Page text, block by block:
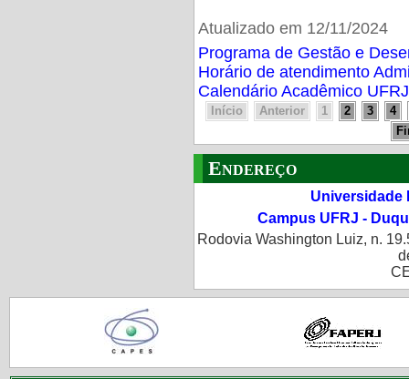
Atualizado em 12/11/2024
Programa de Gestão e
Horário de atendimento
Calendário Acadêmico
Início Anterior 1 2 3
4
Endereço
Universidade
Campus UFRJ -
Rodovia Washington Luiz, n.